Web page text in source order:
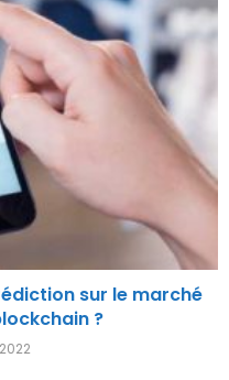
sur le marché
?